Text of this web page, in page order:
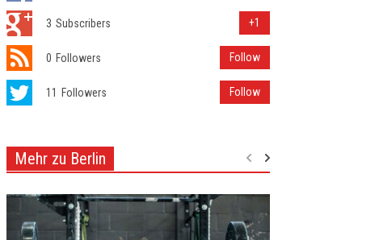
3 Subscribers +1
0 Followers Follow
11 Followers Follow
Mehr zu Berlin